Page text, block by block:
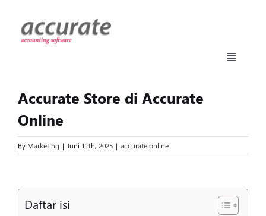
content
Toggle
Fitur
Manufaktur
Accurate Store di Accurate
Online
By Marketing | Juni 11th, 2025 | accurate online
Larger
Image
Daftar isi